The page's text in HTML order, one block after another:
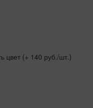
цвет (+ 140 руб./шт.)